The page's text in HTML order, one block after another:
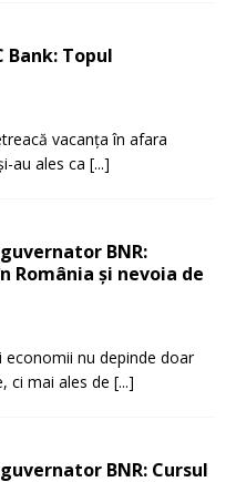
Bank: Topul
vacanța în afara
au ales ca [...]
BNR:
România și nevoia de
nu depinde doar
ci mai ales de [...]
BNR: Cursul